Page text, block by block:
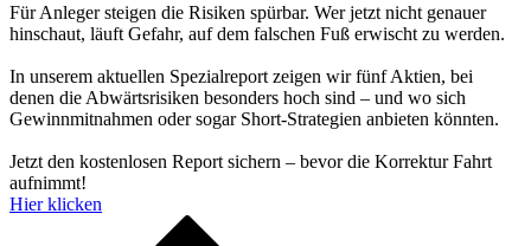
Für Anleger steigen die Risiken spürbar. Wer jetzt nicht genauer
hinschaut, läuft Gefahr, auf dem falschen Fuß erwischt zu werden.
In unserem aktuellen Spezialreport zeigen wir fünf Aktien, bei
denen die Abwärtsrisiken besonders hoch sind – und wo sich
Gewinnmitnahmen oder sogar Short-Strategien anbieten könnten.
Jetzt den kostenlosen Report sichern – bevor die Korrektur Fahrt
aufnimmt!
Hier klicken